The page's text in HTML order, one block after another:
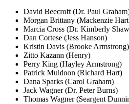
David Beecroft (Dr. Paul
Morgan Brittany (Mackenzie
Marcia Cross (Dr. Kimberly
Dan Cortese (Jess Hanson)
Kristin Davis (Brooke Armstrong)
Zitto Kazann (Henry)
Perry King (Hayley Armstrong)
Patrick Muldoon (Richard Hart)
Dana Sparks (Carol Graham)
Jack Wagner (Dr. Peter Burns)
Thomas Wagner (Seargent